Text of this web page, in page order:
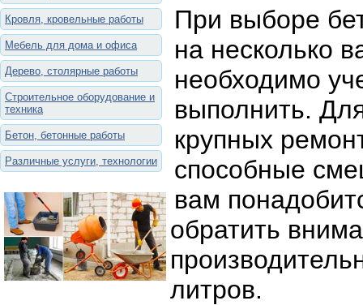
Кровля, кровельные работы
Мебель для дома и офиса
Дерево, столярные работы
Строительное оборудование и
техника
Бетон, бетонные работы
Различные услуги, технологии
При выборе
на несколько
необходимо
выполнить.
крупных
способные
вам
обратить
литров.